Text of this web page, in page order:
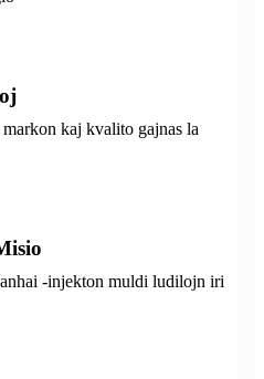
kaj kvalito gajnas la
-injekton muldi ludilojn iri